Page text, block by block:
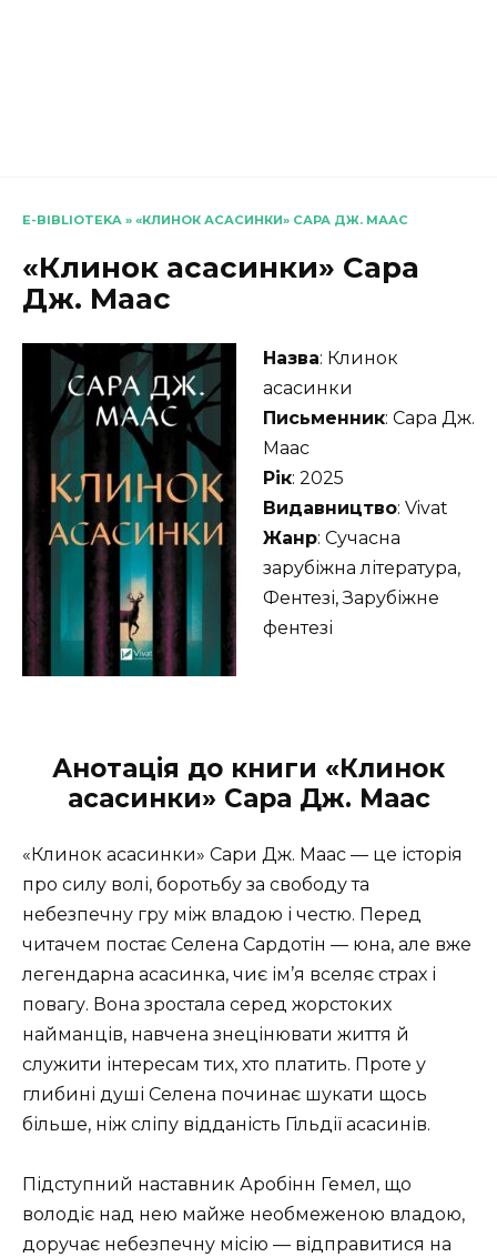
E-BIBLIOTEKA » «КЛИНОК АСАСИНКИ» САРА ДЖ. МААС
«Клинок асасинки» Сара
Дж. Маас
Назва: Клинок
асасинки
Письменник: Сара Дж.
Маас
Рік: 2025
Видавництво: Vivat
Жанр: Сучасна
зарубіжна література,
Фентезі, Зарубіжне
фентезі
Анотація до книги «Клинок
асасинки» Сара Дж. Маас
«Клинок асасинки» Сари Дж. Маас — це історія
про силу волі, боротьбу за свободу та
небезпечну гру між владою і честю. Перед
читачем постає Селена Сардотін — юна, але вже
легендарна асасинка, чиє ім’я вселяє страх і
повагу. Вона зростала серед жорстоких
найманців, навчена знецінювати життя й
служити інтересам тих, хто платить. Проте у
глибині душі Селена починає шукати щось
більше, ніж сліпу відданість Гільдії асасинів.
Підступний наставник Аробінн Гемел, що
володіє над нею майже необмеженою владою,
доручає небезпечну місію — відправитися на